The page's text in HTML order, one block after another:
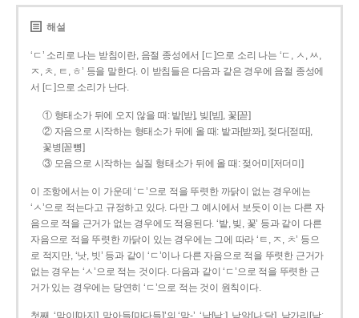
해설
‘ㄷ’ 소리로 나는 받침이란, 음절 종성에서 [ㄷ]으로 소리 나는 ‘ㄷ, ㅅ, ㅆ,
ㅈ, ㅊ, ㅌ, ㅎ’ 등을 말한다. 이 받침들은 다음과 같은 경우에 음절 종성에
서 [ㄷ]으로 소리가 난다.
① 형태소가 뒤에 오지 않을 때: 밭[받], 빚[빋], 꽃[꼳]
② 자음으로 시작하는 형태소가 뒤에 올 때: 밭과[받꽈], 젖다[젇따],
꽃병[꼳뼝]
③ 모음으로 시작하는 실질 형태소가 뒤에 올 때: 젖어미[저더미]
이 조항에서는 이 가운데 ‘ㄷ’으로 적을 뚜렷한 까닭이 없는 경우에는
‘ㅅ’으로 적는다고 규정하고 있다. 다만 그 예시에서 보듯이 이는 다른 자
음으로 적을 근거가 없는 경우에도 적용된다. ‘밭, 빚, 꽃’ 등과 같이 다른
자음으로 적을 뚜렷한 까닭이 있는 경우에는 그에 따라 ‘ㅌ, ㅈ, ㅊ’ 등으
로 적지만, ‘낫, 빗’ 등과 같이 ‘ㄷ’이나 다른 자음으로 적을 뚜렷한 근거가
없는 경우는 ‘ㅅ’으로 적는 것이다. 다음과 같이 ‘ㄷ’으로 적을 뚜렷한 근
거가 있는 경우에는 당연히 ‘ㄷ’으로 적는 것이 원칙이다.
첫째, ‘맏이[마지], 맏아들[마다들]’의 ‘맏-’, ‘낟[낟ː], 낟알[나ː달], 낟가리[낟ː